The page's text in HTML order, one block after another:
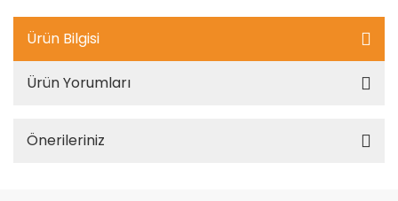
Ürün Bilgisi
Ürün Yorumları
Önerileriniz